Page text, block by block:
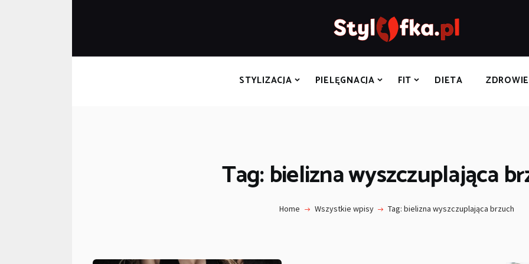
STYLIZACJA PIELĘGNACJA FIT DIETA ZDROWIE
Tag: bielizna wyszczuplająca
Home Wszystkie wpisy Tag: bielizna wyszczuplająca brzuch
STYLIZACJA
PIELĘGNACJA
FIT
ROZRYWKA
KONTAKT